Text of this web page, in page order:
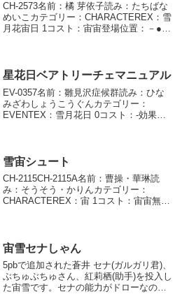
CH-2573名前：橘 芽依子読み：たちばな
めいこカテゴリー：CHARACTEREX：雪
月花宙日 1コスト：宙宙登場位置：－●－
星花日ベアトリーチェマニュアル
EV-0357名前：雛見沢症候群読み：ひな
みざわしょうこうぐんカテゴリー：
EVENTEX：雪月花日 0コスト：-効果：
の内容を見...
雪宙シュート
CH-2115CH-2115A名前：曹操・華琳読
み：そうそう・かりんカテゴリー：
CHARACTEREX：宙 1コスト：宙宙無無
宙雪セナしゃん
5pbで追加された蒼井 セナ(ガルガリ君)、
ぶちゅぶちゅさん、紅莉栖(助手)を投入し
た宙雪です。セナの能力がドローなので